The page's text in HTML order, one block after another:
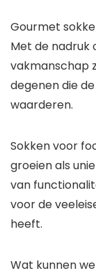
Gourmet
Met de nadruk
vakmanschap
degenen die
waarderen.
Sokken voor
groeien als
van
voor de
heeft.
Wat kunnen